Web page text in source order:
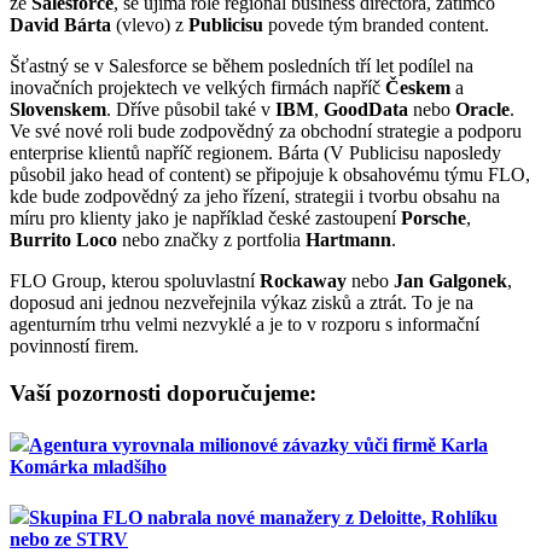
David Bárta (vlevo) z Publicisu povede tým branded content.
Šťastný se v Salesforce se během posledních tří let podílel na
inovačních projektech ve velkých firmách napříč Českem a
Slovenskem. Dříve působil také v IBM, GoodData nebo Oracle.
Ve své nové roli bude zodpovědný za obchodní strategie a podporu
enterprise klientů napříč regionem. Bárta (V Publicisu naposledy
působil jako head of content) se připojuje k obsahovému týmu FLO,
kde bude zodpovědný za jeho řízení, strategii i tvorbu obsahu na
míru pro klienty jako je například české zastoupeníPorsche,
Burrito Loco nebo značky z portfolia Hartmann.
FLO Group, kterou spoluvlastníRockaway nebo Jan Galgonek,
doposud ani jednou nezveřejnila výkaz zisků a ztrát. To je na
agenturním trhu velmi nezvyklé a je to v rozporu s informační
povinností firem.
Vaší pozornosti doporučujeme:
Agentura vyrovnala milionové závazky vůči firmě Karla
Komárka mladšího
Skupina FLO nabrala nové manažery z Deloitte, Rohlíku
nebo ze STRV